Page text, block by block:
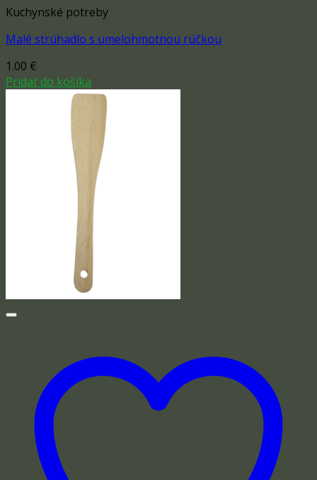
Kuchynské potreby
Malé strúhadlo s umelohmotnou rúčkou
1.00 €
Pridať do košíka